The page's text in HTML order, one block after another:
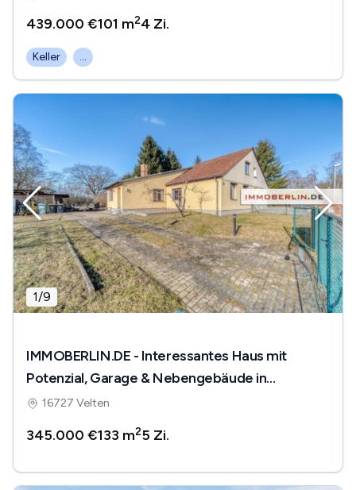
439.000 €101 m24 Zi.
Keller ...
1/9
IMMOBERLIN.DE - Interessantes Haus mit
Potenzial, Garage & Nebengebäude in
ländlicher Lageharmonie
16727 Velten
345.000 €133 m25 Zi.